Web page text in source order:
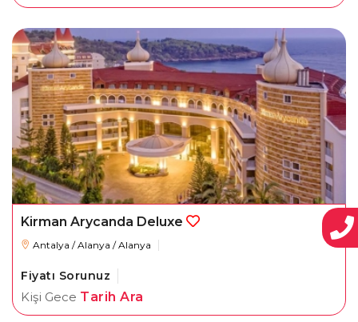
Kirman Arycanda Deluxe
Antalya / Alanya / Alanya
Fiyatı Sorunuz
Kişi Gece Tarih Ara